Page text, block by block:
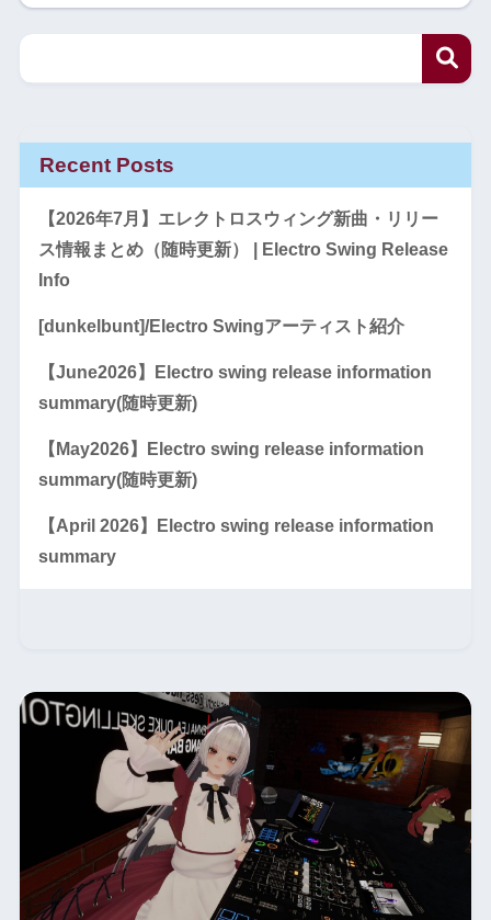
Recent Posts
【2026年7月】エレクトロスウィング新曲・リリー
ス情報まとめ（随時更新） | Electro Swing Release
Info
[dunkelbunt]/Electro Swingアーティスト紹介
【June2026】Electro swing release information
summary(随時更新)
【May2026】Electro swing release information
summary(随時更新)
【April 2026】Electro swing release information
summary